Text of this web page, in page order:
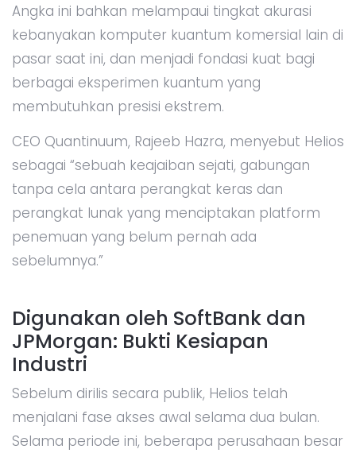
Angka ini bahkan melampaui tingkat akurasi
kebanyakan komputer kuantum komersial lain di
pasar saat ini, dan menjadi fondasi kuat bagi
berbagai eksperimen kuantum yang
membutuhkan presisi ekstrem.
CEO Quantinuum, Rajeeb Hazra, menyebut Helios
sebagai “sebuah keajaiban sejati, gabungan
tanpa cela antara perangkat keras dan
perangkat lunak yang menciptakan platform
penemuan yang belum pernah ada
sebelumnya.”
Digunakan oleh SoftBank dan
JPMorgan: Bukti Kesiapan
Industri
Sebelum dirilis secara publik, Helios telah
menjalani fase akses awal selama dua bulan.
Selama periode ini, beberapa perusahaan besar